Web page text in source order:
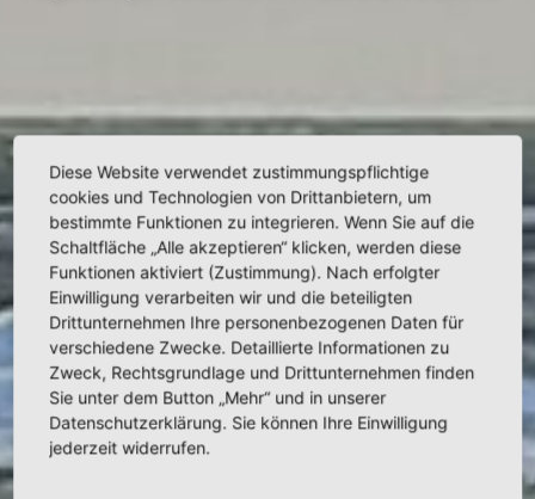
Diese Website verwendet zustimmungspflichtige
cookies und Technologien von Drittanbietern, um
bestimmte Funktionen zu integrieren. Wenn Sie auf die
Schaltfläche „Alle akzeptieren“ klicken, werden diese
Funktionen aktiviert (Zustimmung). Nach erfolgter
Einwilligung verarbeiten wir und die beteiligten
Drittunternehmen Ihre personenbezogenen Daten für
verschiedene Zwecke. Detaillierte Informationen zu
Zweck, Rechtsgrundlage und Drittunternehmen finden
Sie unter dem Button „Mehr“ und in unserer
Datenschutzerklärung. Sie können Ihre Einwilligung
jederzeit widerrufen.